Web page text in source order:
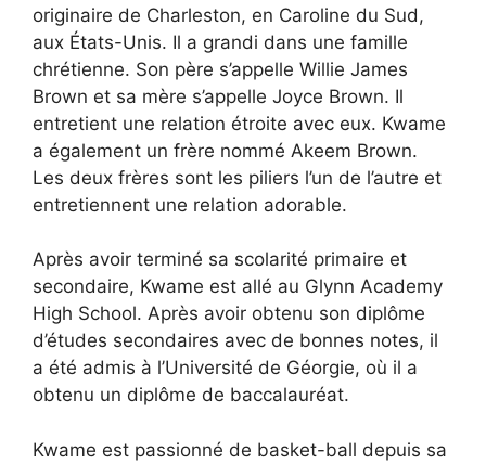
originaire de Charleston, en Caroline du Sud,
aux États-Unis. Il a grandi dans une famille
chrétienne. Son père s’appelle Willie James
Brown et sa mère s’appelle Joyce Brown. Il
entretient une relation étroite avec eux. Kwame
a également un frère nommé Akeem Brown.
Les deux frères sont les piliers l’un de l’autre et
entretiennent une relation adorable.
Après avoir terminé sa scolarité primaire et
secondaire, Kwame est allé au Glynn Academy
High School. Après avoir obtenu son diplôme
d’études secondaires avec de bonnes notes, il
a été admis à l’Université de Géorgie, où il a
obtenu un diplôme de baccalauréat.
Kwame est passionné de basket-ball depuis sa